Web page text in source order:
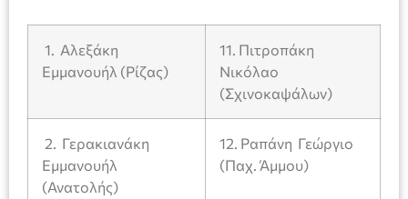
1. Αλεξάκη
Εμμανουήλ (Ρίζας)
11. Πιτροπάκη
Νικόλαο
(Σχινοκαψάλων)
2. Γερακιανάκη
Εμμανουήλ
(Ανατολής)
12. Ραπάνη Γεώργιο
(Παχ. Άμμου)